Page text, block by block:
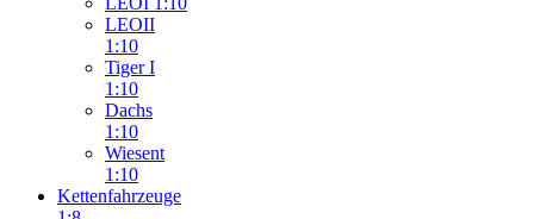
LEOII
1:10
Tiger I
1:10
Dachs
1:10
Wiesent
1:10
Kettenfahrzeuge